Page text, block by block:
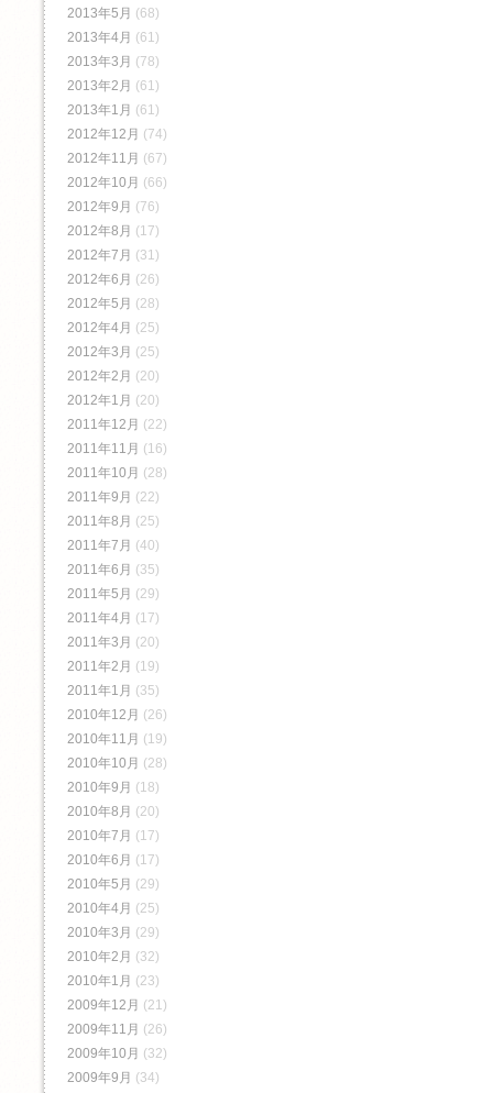
2013年5月 (68)
2013年4月 (61)
2013年3月 (78)
2013年2月 (61)
2013年1月 (61)
2012年12月 (74)
2012年11月 (67)
2012年10月 (66)
2012年9月 (76)
2012年8月 (17)
2012年7月 (31)
2012年6月 (26)
2012年5月 (28)
2012年4月 (25)
2012年3月 (25)
2012年2月 (20)
2012年1月 (20)
2011年12月 (22)
2011年11月 (16)
2011年10月 (28)
2011年9月 (22)
2011年8月 (25)
2011年7月 (40)
2011年6月 (35)
2011年5月 (29)
2011年4月 (17)
2011年3月 (20)
2011年2月 (19)
2011年1月 (35)
2010年12月 (26)
2010年11月 (19)
2010年10月 (28)
2010年9月 (18)
2010年8月 (20)
2010年7月 (17)
2010年6月 (17)
2010年5月 (29)
2010年4月 (25)
2010年3月 (29)
2010年2月 (32)
2010年1月 (23)
2009年12月 (21)
2009年11月 (26)
2009年10月 (32)
2009年9月 (34)